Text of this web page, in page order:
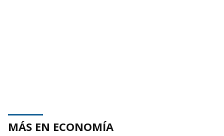
MÁS EN ECONOMÍA